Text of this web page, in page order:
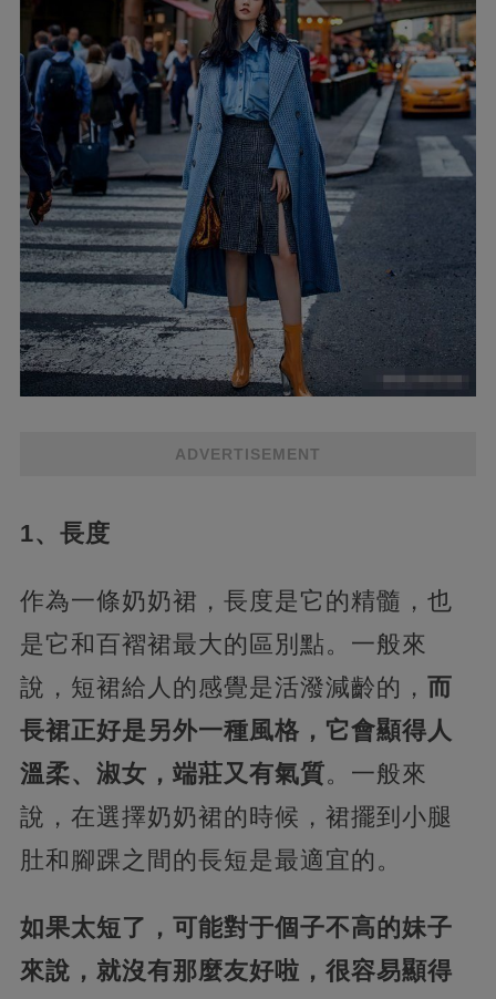
ADVERTISEMENT
1、長度
作為一條奶奶裙，長度是它的精髓，也
是它和百褶裙最大的區別點。一般來
說，短裙給人的感覺是活潑減齡的， 而
長裙正好是另外一種風格，它會顯得人
溫柔、淑女，端莊又有氣質。一般來
說，在選擇奶奶裙的時候，裙擺到小腿
肚和腳踝之間的長短是最適宜的。
如果太短了，可能對于個子不高的妹子
來說，就沒有那麼友好啦，很容易顯得